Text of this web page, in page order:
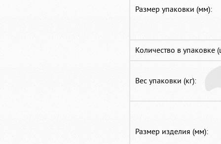
Размер упаковки (мм):
Количество в упаковке
Вес упаковки (кг):
Размер изделия (мм):